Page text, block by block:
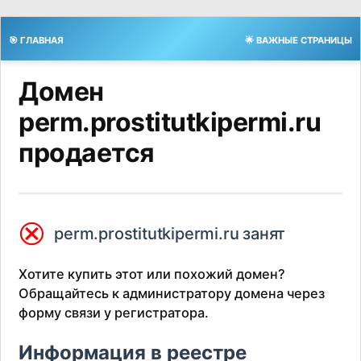
🎯 ГЛАВНАЯ 🌟 ВАЖНЫЕ СТРАНИЦЫ
Домен
perm.prostitutkipermi.ru
продается
⮿ perm.prostitutkipermi.ru занят
Хотите купить этот или похожий домен?
Обращайтесь к администратору домена через
форму связи у регистратора.
Информация в реестре